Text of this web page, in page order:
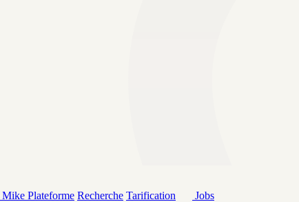
Mike Plateforme Recherche Tarification Jobs